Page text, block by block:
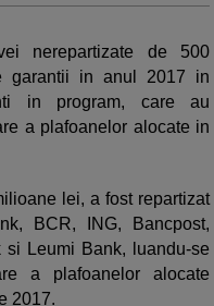
nerepartizate de 500
garantii in anul 2017 in
in program, care au
a plafoanelor alocate in
lei, a fost repartizat
BCR, ING, Bancpost,
Leumi Bank, luandu-se
a plafoanelor alocate
2017.